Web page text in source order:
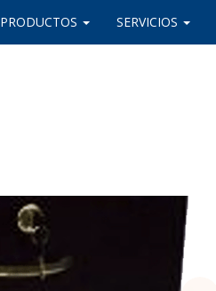
PRODUCTOS SERVICIOS